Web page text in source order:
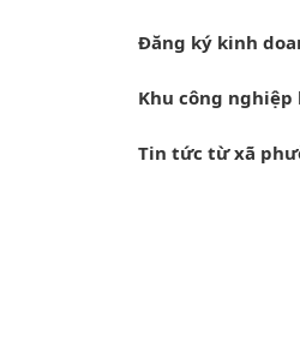
Đăng ký kinh
Khu công nghiệp
Tin tức từ xã